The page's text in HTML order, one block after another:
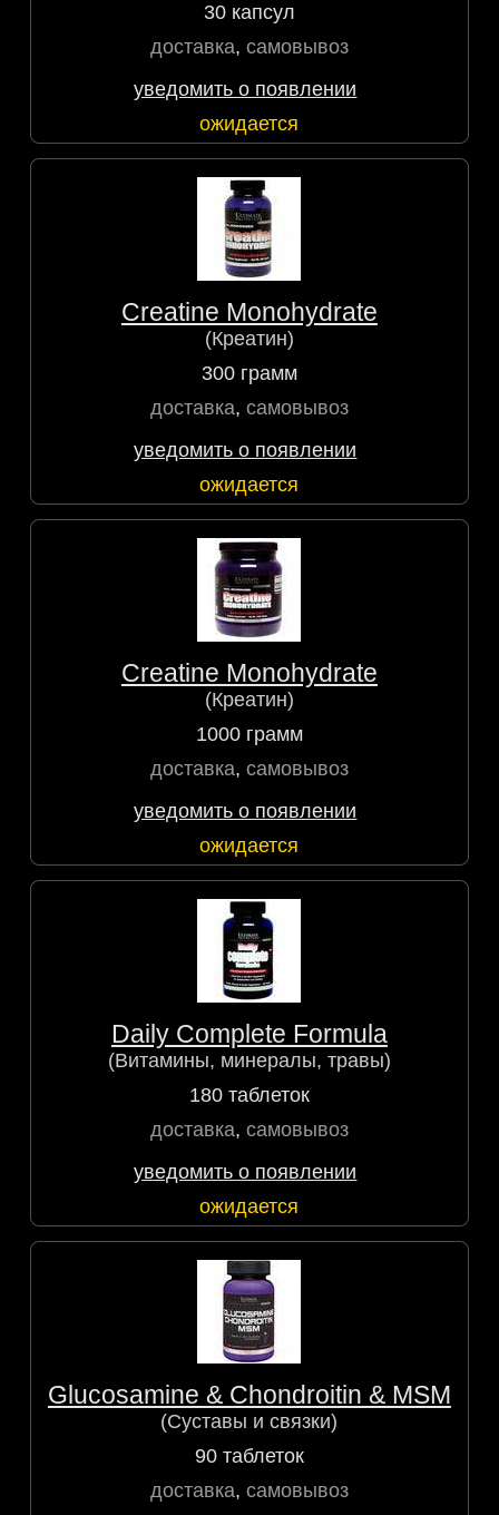
30 капсул
доставка, самовывоз
уведомить о появлении
ожидается
Creatine Monohydrate
(Креатин)
300 грамм
доставка, самовывоз
уведомить о появлении
ожидается
Creatine Monohydrate
(Креатин)
1000 грамм
доставка, самовывоз
уведомить о появлении
ожидается
Daily Complete Formula
(Витамины, минералы, травы)
180 таблеток
доставка, самовывоз
уведомить о появлении
ожидается
Glucosamine & Chondroitin & MSM
(Суставы и связки)
90 таблеток
доставка, самовывоз